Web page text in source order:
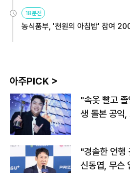
원
18분전
농식품부, '천원의 아침밥' 참여
아주PICK >
"속옷 빨고
생 돌본 공익,
"경솔한 언행
신동엽, 무슨